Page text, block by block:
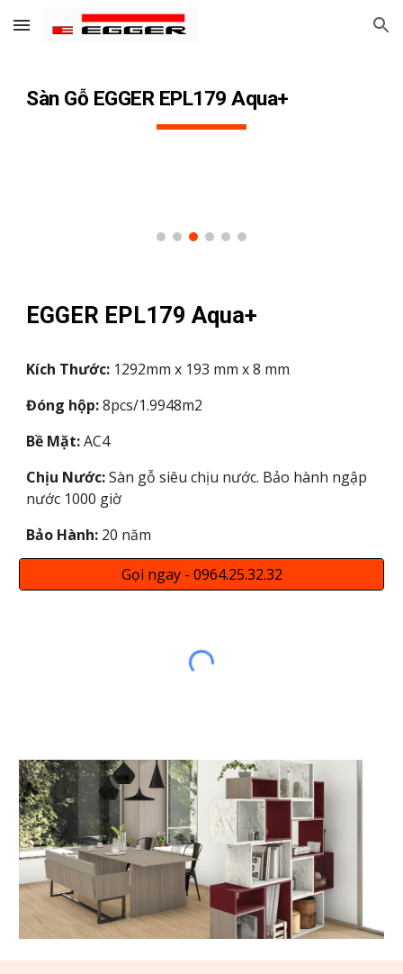
Skip to main content Skip to navigation
Sàn Gỗ EGGER EPL179 Aqua+
EGGER EPL179 Aqua+
Kích Thước: 1292mm x 193 mm x 8 mm
Đóng hộp:8pcs/1.9948m2
Bề Mặt:AC4
Chịu Nước:Sàn gỗ siêu chịu nước. Bảo hành ngập
nước 1000 giờ
Bảo Hành: 20 năm
Gọi ngay - 0964.25.32.32